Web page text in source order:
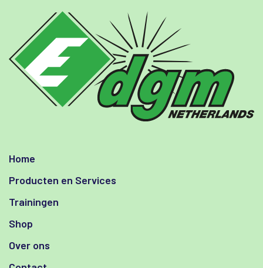
Home
Producten en Services
Trainingen
Shop
Over ons